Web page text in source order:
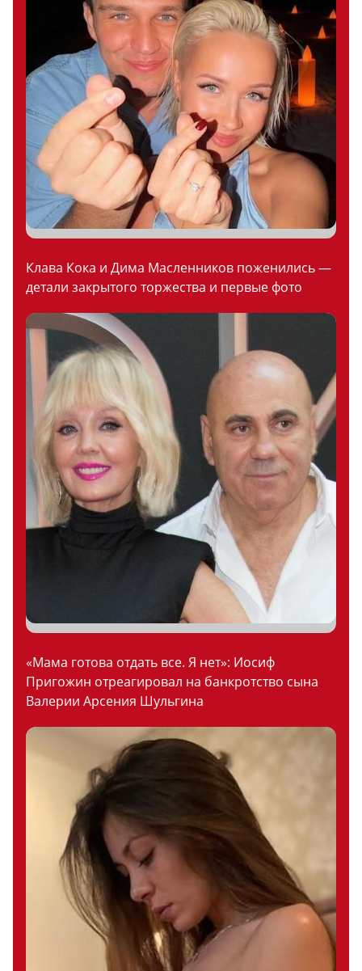
Клава Кока и Дима Масленников поженились —
детали закрытого торжества и первые фото
«Мама готова отдать все. Я нет»: Иосиф
Пригожин отреагировал на банкротство сына
Валерии Арсения Шульгина